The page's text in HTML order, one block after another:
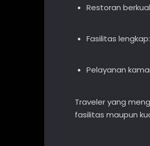
Restoran
Fasilitas
Pelayanan
Traveler yang
fasilitas maupun